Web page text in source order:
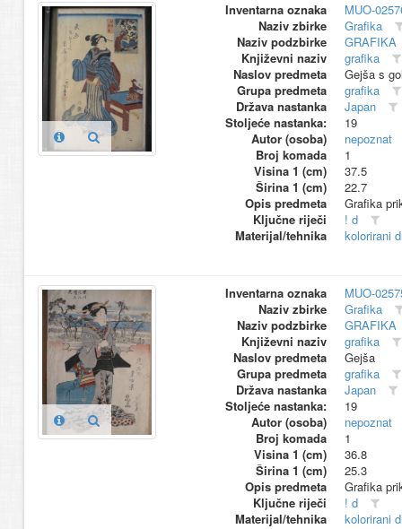
Inventarna oznaka
MUO-
Naziv zbirke
Grafika
Naziv podzbirke
GRAFIKA
Književni naziv
grafika
Naslov predmeta
Gejša s
Grupa predmeta
grafika
Država nastanka
Japan
Stoljeće nastanka:
19
Autor (osoba)
nepoznat
Broj komada
1
Visina 1 (cm)
37.5
Širina 1 (cm)
22.7
Opis predmeta
Grafika
Ključne riječi
! d
Materijal/tehnika
kolorirani
Inventarna oznaka
MUO-
Naziv zbirke
Grafika
Naziv podzbirke
GRAFIKA
Književni naziv
grafika
Naslov predmeta
Gejša
Grupa predmeta
grafika
Država nastanka
Japan
Stoljeće nastanka:
19
Autor (osoba)
nepoznat
Broj komada
1
Visina 1 (cm)
36.8
Širina 1 (cm)
25.3
Opis predmeta
Grafika
Ključne riječi
! d
Materijal/tehnika
kolorirani